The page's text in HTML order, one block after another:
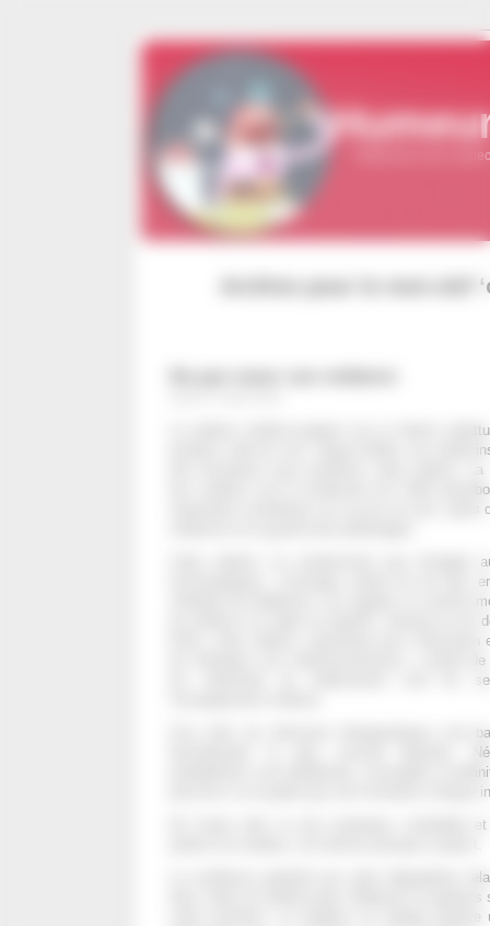
Réflexions d'un
Archive pour le mot-clef
La relation médecin-patient est un thème
produire celle du soin. Depuis Balint, les
des formations pour améliorer cette relation.
leur médecin est le fondement de l’effet
importante contribution au succès du soin, quels
Cette relation n’a évidemment pas échappé
technologiques. L’échange verbal est de plus
mélodies de téléphone. Les regards se croisent
du médecin en capte la majorité. Internet en est
Enfin, cette relation, importante pour
les thérapies non médicamenteuses, a perdu
les industriels du médicament sont les
D’un côté, les décisions thérapeutiques sont
biomédicales le plus souvent biaisées.
probabilistes sont labellisées, immuables et
prescrits à vie quelle que soit l’évolution clinique
De l’autre côté, le soin empirique, modulable
La souffrance générée par cette dégradation
deux côtés du stéthoscope. Médecins et
cette évolution. Le médecin se réfugie derrière